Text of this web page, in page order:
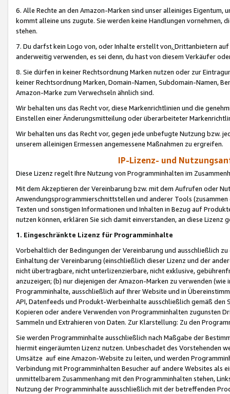
6. Alle Rechte an den Amazon-Marken sind unser alleiniges
kommt alleine uns zugute. Sie werden keine Handlungen vornehmen,
stehen.
7. Du darfst kein Logo von, oder Inhalte erstellt von,Drittanbietern auf
anderweitig verwenden, es sei denn, du hast von diesem Verkäufer
8. Sie dürfen in keiner Rechtsordnung Marken nutzen oder zur
keiner Rechtsordnung Marken, Domain-Namen, Subdomain-Namen,
Amazon-Marke zum Verwechseln ähnlich sind.
Wir behalten uns das Recht vor, diese Markenrichtlinien und die
Einstellen einer Änderungsmitteilung oder überarbeiteter
Wir behalten uns das Recht vor, gegen jede unbefugte Nutzung bzw.
unserem alleinigen Ermessen angemessene Maßnahmen zu ergreifen.
IP-Lizenz- und
Diese Lizenz regelt Ihre Nutzung von Programminhalten im
Mit dem Akzeptieren der Vereinbarung bzw. mit dem Aufrufen oder
Anwendungsprogrammierschnittstellen und anderer Tools (zusammen
Texten und sonstigen Informationen und Inhalten in Bezug auf
nutzen können, erklären Sie sich damit einverstanden, an diese Lizenz
1. Eingeschränkte Lizenz für Programminhalte
Vorbehaltlich der Bedingungen der Vereinbarung und ausschließlich
Einhaltung der Vereinbarung (einschließlich dieser Lizenz und der
nicht übertragbare, nicht unterlizenzierbare, nicht exklusive,
anzuzeigen; (b) nur diejenigen der Amazon-Marken zu verwenden
Programminhalte, ausschließlich auf Ihrer Website und in
API, Datenfeeds und Produkt-Werbeinhalte ausschließlich gemäß
Kopieren oder andere Verwenden von Programminhalten zugunsten
Sammeln und Extrahieren von Daten. Zur Klarstellung: Zu den
Sie werden Programminhalte ausschließlich nach Maßgabe der
hiermit eingeräumten Lizenz nutzen. Unbeschadet des Vorstehenden
Umsätze auf eine Amazon-Website zu leiten, und werden
Verbindung mit Programminhalten Besucher auf andere Websites als
unmittelbarem Zusammenhang mit den Programminhalten stehen,
Nutzung der Programminhalte ausschließlich mit der betreffenden